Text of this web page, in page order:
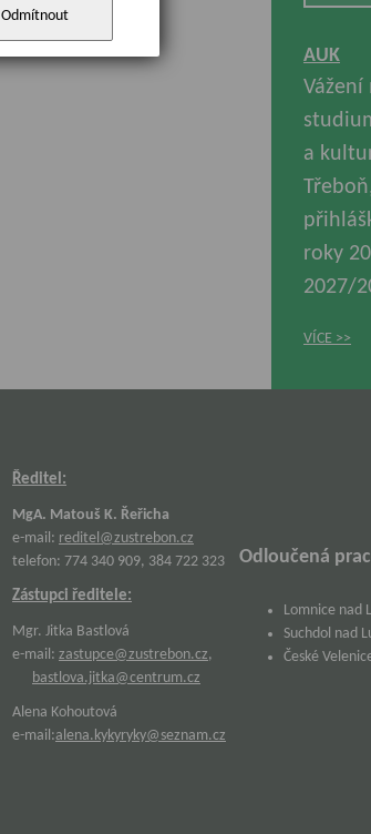
AUK
Vážení
a
roky
2027/
VÍCE
Ředitel:
MgA. Matouš K. Řeřicha
e-mail: reditel@zustrebon.cz
telefon: 774 340 909, 384 722 323
Zástupci ředitele:
Mgr. Jitka Bastlová
e-mail: zastupce@zustrebon.cz,
bastlova.jitka@centrum.cz
Alena Kohoutová
e-mail:alena.kykyryky@seznam.cz
Odloučená
Lomnice nad
Suchdol nad
České
Odmítnout